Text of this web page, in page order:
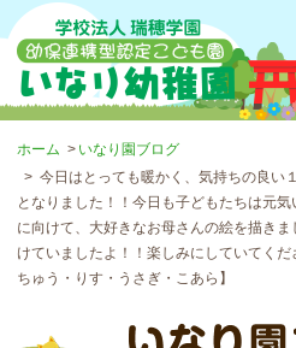
ホーム
いなり園ブログ
今日はとっても暖かく、気持ちの良い
となりました！！今日も子どもたちは元気
に向けて、大好きなお母さんの絵を描きま
けていましたよ！！楽しみにしていてく
ちゅう・りす・うさぎ・こあら】